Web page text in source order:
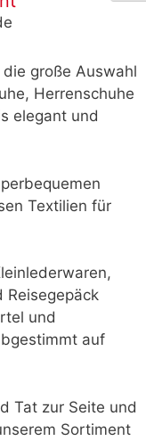
große Auswahl
Herrenschuhe
elegant und
Textilien für
Reisegepäck
und
auf
Tat zur Seite und
Sortiment